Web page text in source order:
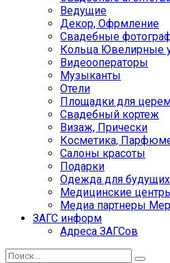
Ведущие
Декор, Офрмление
Свадебные
Кольца Ювелирные
Видеооператоры
Музыканты
Отели
Площадки для
Свадебный кортеж
Визаж, Прически
Косметика,
Салоны красоты
Подарки
Одежда для
Медицинские
Медиа партнеры
ЗАГС информ
Адреса ЗАГСов